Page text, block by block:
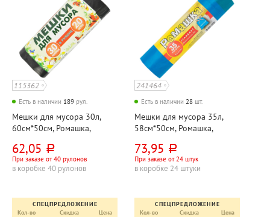
115362
Есть в наличии 189 рул.
Мешки для мусора 30л,
60см*50см, Ромашка,
черные, 20шт, рул
62,05 руб.
При заказе от 40 рулонов
в коробке 40 рулонов
СПЕЦПРЕДЛОЖЕНИЕ
Кол-во
Скидка Цена
241464
Есть в наличии 28 шт.
Мешки для мусора 35л,
58см*50см, Ромашка,
синие, 10шт, рул, с
завязками
73,95 руб.
При заказе от 24 штук
в коробке 24 штуки
СПЕЦПРЕДЛОЖЕНИЕ
Кол-во
Скидка Цена